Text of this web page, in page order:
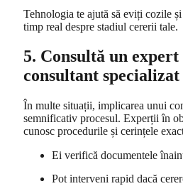
Tehnologia te ajută să eviți cozile
timp real despre stadiul cererii tale.
5. Consultă un expert
consultant specializat
În multe situații, implicarea unui
semnificativ procesul. Experții în
cunosc procedurile și cerințele
Ei verifică documentele
Pot interveni rapid dacă